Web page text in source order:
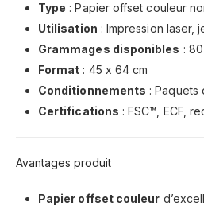
Type : Papier offset couleur
Utilisation : Impression laser,
Grammages disponibles :
Format : 45 x 64 cm
Conditionnements : Paquets
Certifications : FSC™, ECF,
Avantages produit
Papier offset couleur